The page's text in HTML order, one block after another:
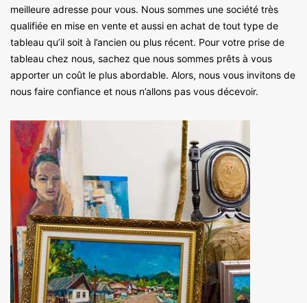
meilleure adresse pour vous. Nous sommes une société très
qualifiée en mise en vente et aussi en achat de tout type de
tableau qu’il soit à l’ancien ou plus récent. Pour votre prise de
tableau chez nous, sachez que nous sommes prêts à vous
apporter un coût le plus abordable. Alors, nous vous invitons de
nous faire confiance et nous n’allons pas vous décevoir.